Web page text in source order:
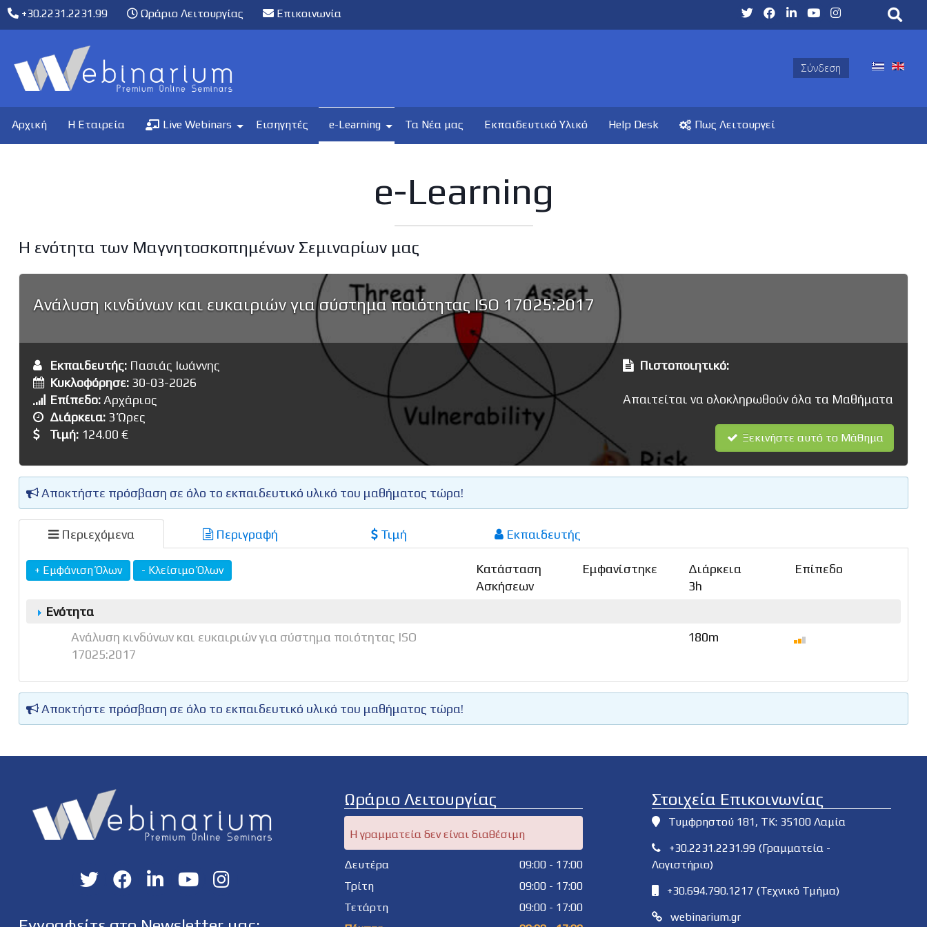
+30.2231.2231.99 Ωράριο Λειτουργίας Επικοινωνία
Σύνδεση
Αρχική Η Εταιρεία Live Webinars Εισηγητές e-Learning Τα Νέα μας Εκπαιδευτικό Υλικό Help Desk Πως Λειτουργεί
e-Learning
Η ενότητα των Μαγνητοσκοπημένων Σεμιναρίων μας
Ανάλυση κινδύνων και ευκαιριών για σύστημα ποιότητας ISO 17025:2017
Εκπαιδευτής: Πασιάς Ιωάννης
Κυκλοφόρησε: 30-03-2026
Επίπεδο:Αρχάριος
Διάρκεια: 3 Ώρες
Τιμή: 124.00 €
Πιστοποιητικό:
Απαιτείται να ολοκληρωθούν όλα τα Μαθήματα
Ξεκινήστε αυτό το Μάθημα
Αποκτήστε πρόσβαση σε όλο το εκπαιδευτικό υλικό του μαθήματος τώρα!
Περιεχόμενα Περιγραφή Τιμή Εκπαιδευτής
Κατάσταση
Ασκήσεων
Εμφανίστηκε
Διάρκεια
3h
Επίπεδο
Ενότητα
Ανάλυση κινδύνων και ευκαιριών για σύστημα ποιότητας ISO
17025:2017
180m
Αποκτήστε πρόσβαση σε όλο το εκπαιδευτικό υλικό του μαθήματος τώρα!
Ωράριο Λειτουργίας
Η γραμματεία δεν είναι διαθέσιμη
Δευτέρα
09:00 - 17:00
Τρίτη
09:00 - 17:00
Τετάρτη
09:00 - 17:00
Στοιχεία Επικοινωνίας
Τυμφρηστού 181, ΤΚ: 35100 Λαμία
+30.2231.2231.99 (Γραμματεία -
Λογιστήριο)
+30.694.790.1217 (Τεχνικό Τμήμα)
webinarium.gr